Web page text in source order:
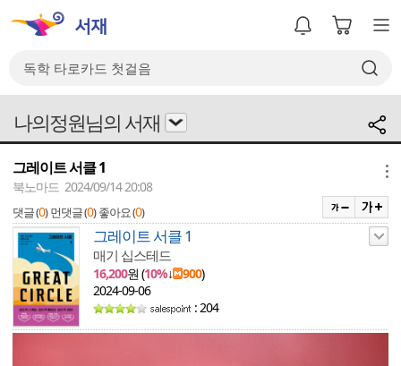
나의정원님의 서재
그레이트 서클 1
북노마드 2024/09/14 20:08
댓글 (0) 먼댓글 (0) 좋아요 (0)
그레이트 서클 1
매기 십스테드
16,200원 (10%↓ 900)
2024-09-06
: 204